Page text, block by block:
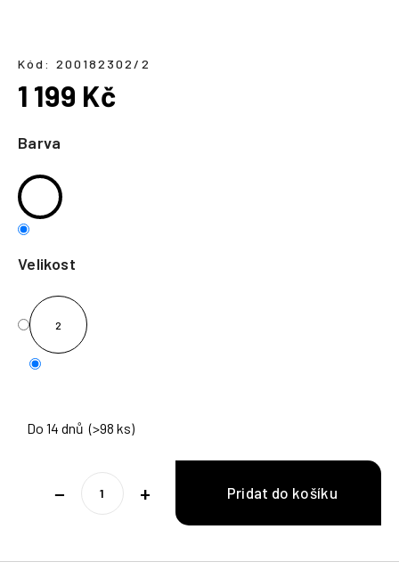
Barva
Velikost
2
Do 14 dnů (>98 ks)
+
−
Kód: 200182302/2
1 199 Kč
cena:
í
t
?